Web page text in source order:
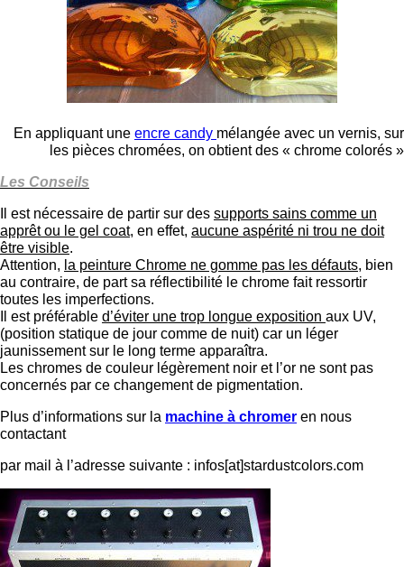
En appliquant une encre candy mélangée avec un vernis, sur
les pièces chromées, on obtient des « chrome colorés »
Les Conseils
Il est nécessaire de partir sur des supports sains comme un
apprêt ou le gel coat, en effet, aucune aspérité ni trou ne doit
être visible.
Attention, la peinture Chrome ne gomme pas les défauts, bien
au contraire, de part sa réflectibilité le chrome fait ressortir
toutes les imperfections.
Il est préférable d’éviter une trop longue exposition aux UV,
(position statique de jour comme de nuit) car un léger
jaunissement sur le long terme apparaîtra.
Les chromes de couleur légèrement noir et l’or ne sont pas
concernés par ce changement de pigmentation.
Plus d’informations sur la machine à chromer en nous
contactant
par mail à l’adresse suivante : infos[at]stardustcolors.com